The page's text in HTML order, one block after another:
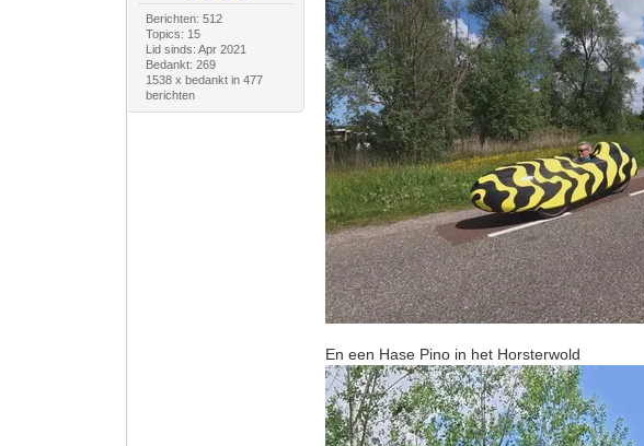
Berichten: 512
Topics: 15
Lid sinds: Apr 2021
Bedankt: 269
1538 x bedankt in 477
berichten
En een Hase Pino in het Horsterwold